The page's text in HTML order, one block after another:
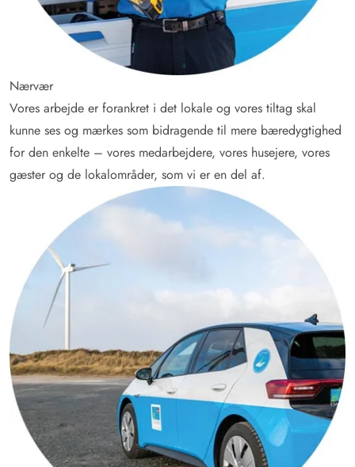
Nærvær
Vores arbejde er forankret i det lokale og vores tiltag skal
kunne ses og mærkes som bidragende til mere bæredygtighed
for den enkelte – vores medarbejdere, vores husejere, vores
gæster og de lokalområder, som vi er en del af.